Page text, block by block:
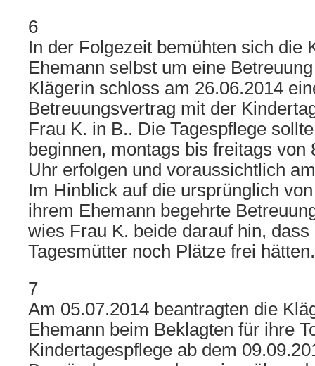
6
In der Folgezeit bemühten sich die
Ehemann selbst um eine
Klägerin schloss am 26.06.2014
Betreuungsvertrag mit der
Frau K. in B.. Die Tagespflege
beginnen, montags bis freitags von
Uhr erfolgen und voraussichtlich
Im Hinblick auf die ursprünglich
ihrem Ehemann begehrte
wies Frau K. beide darauf hin,
Tagesmütter noch Plätze frei hätten.
7
Am 05.07.2014 beantragten die
Ehemann beim Beklagten für ihre
Kindertagespflege ab dem